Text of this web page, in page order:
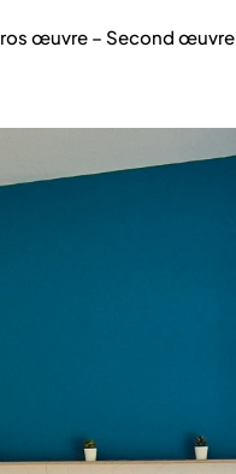
œuvre – Second œuvre